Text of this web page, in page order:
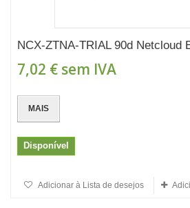
NCX-ZTNA-TRIAL 90d Netcloud
7,02 € sem IVA
MAIS
Disponível
Adicionar à Lista de desejos